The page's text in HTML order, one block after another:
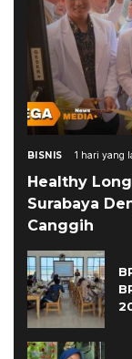
BISNIS 1 hari yang
Healthy
Surabaya
Canggih